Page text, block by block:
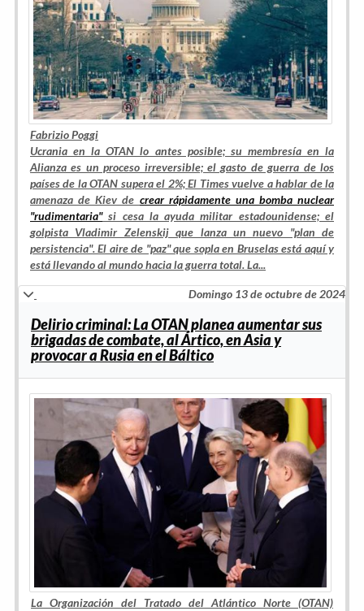
Fabrizio Poggi
Ucrania en la OTAN lo antes posible; su membresía en la
Alianza es un proceso irreversible; el gasto de guerra de los
países de la OTAN supera el 2%;El Timesvuelve a hablar de la
amenaza de Kiev de crear rápidamente una bomba nuclear
"rudimentaria"si cesa la ayuda militar estadounidense; el
golpista Vladimir Zelenskij que lanza un nuevo "plan de
persistencia". El aire de "paz" que sopla en Bruselas está aquí y
está llevando al mundo hacia la guerra total. La...
Domingo 13 de octubre de 2024
Delirio criminal: La OTAN planea aumentar sus
brigadas de combate, al Ártico, en Asia y
provocar a Rusia en el Báltico
La Organización del Tratado del Atlántico Norte (OTAN)